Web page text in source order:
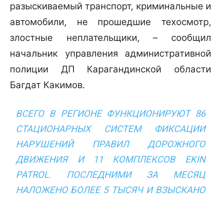
разыскиваемый транспорт, криминальные и
автомобили, не прошедшие техосмотр,
злостные неплательщики, – сообщил
начальник управления административной
полиции ДП Карагандинской области
Багдат Какимов.
ВСЕГО В РЕГИОНЕ ФУНКЦИОНИРУЮТ 86
СТАЦИОНАРНЫХ СИСТЕМ ФИКСАЦИИ
НАРУШЕНИЙ ПРАВИЛ ДОРОЖНОГО
ДВИЖЕНИЯ И 11 КОМПЛЕКСОВ EKIN
PATROL. ПОСЛЕДНИМИ ЗА МЕСЯЦ
НАЛОЖЕНО БОЛЕЕ 5 ТЫСЯЧ И ВЗЫСКАНО